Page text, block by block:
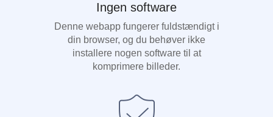
Ingen software
Denne webapp fungerer fuldstændigt i
din browser, og du behøver ikke
installere nogen software til at
komprimere billeder.